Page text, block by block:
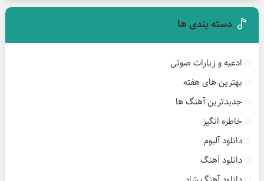
دسته بندی ها
ادعیه و زیارات صوتی
بهترین های هفته
جدیدترین آهنگ ها
خاطره انگیز
دانلود آلبوم
دانلود آهنگ